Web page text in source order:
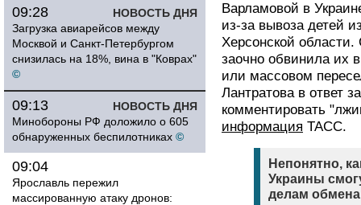
НОВОСТЬ ДНЯ
09:28
Загрузка авиарейсов между
Москвой и Санкт-Петербургом
снизилась на 18%, вина в "Коврах"
©
НОВОСТЬ ДНЯ
09:13
Минобороны РФ доложило о 605
обнаруженных беспилотниках ©
09:04
Ярославль пережил
массированную атаку дронов:
Варламовой в
из-за вывоза детей
Херсонской
заочно обвинила их
или массовом
Лантратова в ответ
комментировать
информация ТАСС.
Непонятно,
Украины
делам